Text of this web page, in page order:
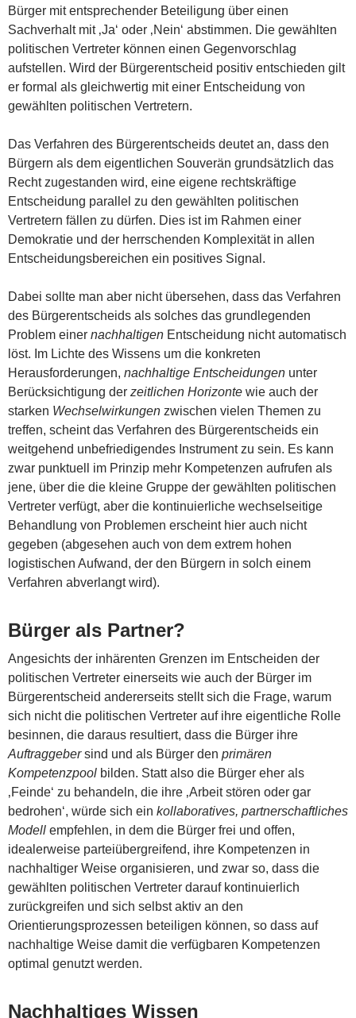
Bürger mit entsprechender Beteiligung über einen
Sachverhalt mit ‚Ja‘ oder ‚Nein‘ abstimmen. Die gewählten
politischen Vertreter können einen Gegenvorschlag
aufstellen. Wird der Bürgerentscheid positiv entschieden gilt
er formal als gleichwertig mit einer Entscheidung von
gewählten politischen Vertretern.
Das Verfahren des Bürgerentscheids deutet an, dass den
Bürgern als dem eigentlichen Souverän grundsätzlich das
Recht zugestanden wird, eine eigene rechtskräftige
Entscheidung parallel zu den gewählten politischen
Vertretern fällen zu dürfen. Dies ist im Rahmen einer
Demokratie und der herrschenden Komplexität in allen
Entscheidungsbereichen ein positives Signal.
Dabei sollte man aber nicht übersehen, dass das Verfahren
des Bürgerentscheids als solches das grundlegenden
Problem einer nachhaltigen Entscheidung nicht automatisch
löst. Im Lichte des Wissens um die konkreten
Herausforderungen, nachhaltige Entscheidungen unter
Berücksichtigung der zeitlichen Horizonte wie auch der
starken Wechselwirkungen zwischen vielen Themen zu
treffen, scheint das Verfahren des Bürgerentscheids ein
weitgehend unbefriedigendes Instrument zu sein. Es kann
zwar punktuell im Prinzip mehr Kompetenzen aufrufen als
jene, über die die kleine Gruppe der gewählten politischen
Vertreter verfügt, aber die kontinuierliche wechselseitige
Behandlung von Problemen erscheint hier auch nicht
gegeben (abgesehen auch von dem extrem hohen
logistischen Aufwand, der den Bürgern in solch einem
Verfahren abverlangt wird).
Bürger als Partner?
Angesichts der inhärenten Grenzen im Entscheiden der
politischen Vertreter einerseits wie auch der Bürger im
Bürgerentscheid andererseits stellt sich die Frage, warum
sich nicht die politischen Vertreter auf ihre eigentliche Rolle
besinnen, die daraus resultiert, dass die Bürger ihre
Auftraggebersind und als Bürger den primären
Kompetenzpool bilden. Statt also die Bürger eher als
‚Feinde‘ zu behandeln, die ihre ‚Arbeit stören oder gar
bedrohen‘, würde sich ein kollaboratives, partnerschaftliches
Modell empfehlen, in dem die Bürger frei und offen,
idealerweise parteiübergreifend, ihre Kompetenzen in
nachhaltiger Weise organisieren, und zwar so, dass die
gewählten politischen Vertreter darauf kontinuierlich
zurückgreifen und sich selbst aktiv an den
Orientierungsprozessen beteiligen können, so dass auf
nachhaltige Weise damit die verfügbaren Kompetenzen
optimal genutzt werden.
Nachhaltiges Wissen